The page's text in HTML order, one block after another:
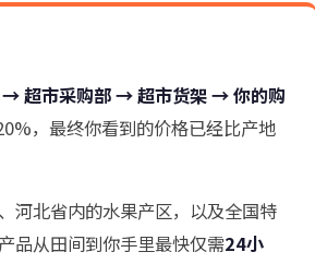
超市采购部 → 超市货架 → 你的购
，最终你看到的价格已经比产地
河北省内的水果产区，以及全国特
品从田间到你手里最快仅需24小